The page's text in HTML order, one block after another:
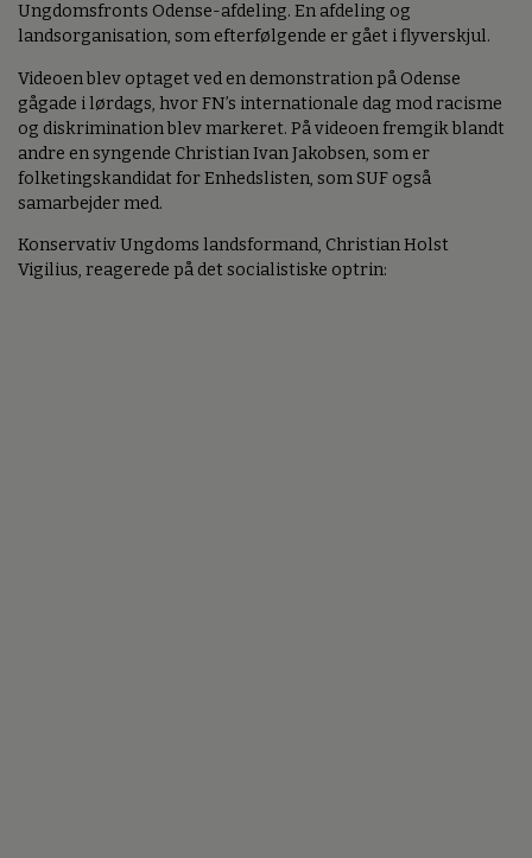
Ungdomsfronts Odense-afdeling. En afdeling og
landsorganisation, som efterfølgende er gået i flyverskjul.
Videoen blev optaget ved en demonstration på Odense
gågade i lørdags, hvor FN’s internationale dag mod racisme
og diskrimination blev markeret. På videoen fremgik blandt
andre en syngende Christian Ivan Jakobsen, som er
folketingskandidat for Enhedslisten, som SUF også
samarbejder med.
Konservativ Ungdoms landsformand, Christian Holst
Vigilius, reagerede på det socialistiske optrin: